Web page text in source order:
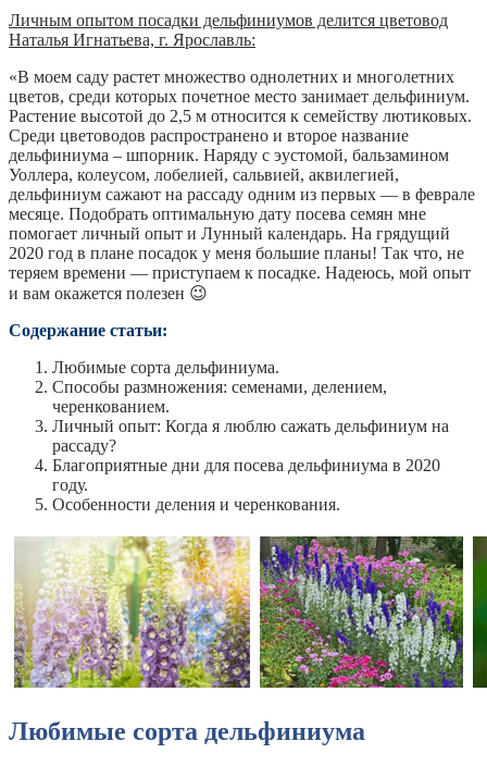
Личным опытом посадки дельфиниумов делится цветовод
Наталья Игнатьева, г. Ярославль:
«В моем саду растет множество однолетних и многолетних
цветов, среди которых почетное место занимает дельфиниум.
Растение высотой до 2,5 м относится к семейству лютиковых.
Среди цветоводов распространено и второе название
дельфиниума – шпорник. Наряду с эустомой, бальзамином
Уоллера, колеусом, лобелией, сальвией, аквилегией,
дельфиниум сажают на рассаду одним из первых — в феврале
месяце. Подобрать оптимальную дату посева семян мне
помогает личный опыт и Лунный календарь. На грядущий
2020 год в плане посадок у меня большие планы! Так что, не
теряем времени — приступаем к посадке. Надеюсь, мой опыт
и вам окажется полезен 😉
Содержание статьи:
Любимые сорта дельфиниума.
Способы размножения: семенами, делением,
черенкованием.
Личный опыт: Когда я люблю сажать дельфиниум на
рассаду?
Благоприятные дни для посева дельфиниума в 2020
году.
Особенности деления и черенкования.
Любимые сорта дельфиниума